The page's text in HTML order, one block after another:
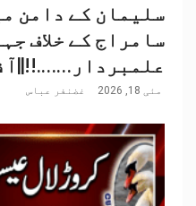
سلیمان کے دامن
سامراج کے خلاف
مئی 18, 2026 غضنفر عباس